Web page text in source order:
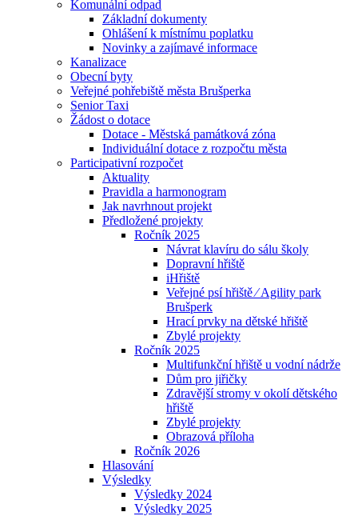
Komunální odpad
Základní dokumenty
Ohlášení k místnímu poplatku
Novinky a zajímavé informace
Kanalizace
Obecní byty
Veřejné pohřebiště města Brušperka
Senior Taxi
Žádost o dotace
Dotace - Městská památková zóna
Individuální dotace z rozpočtu města
Participativní rozpočet
Aktuality
Pravidla a harmonogram
Jak navrhnout projekt
Předložené projekty
Ročník 2025
Návrat klavíru do sálu školy
Dopravní hřiště
iHřiště
Veřejné psí hřiště ⁄ Agility park
Brušperk
Hrací prvky na dětské hřiště
Zbylé projekty
Ročník 2025
Multifunkční hřiště u vodní nádrže
Dům pro jiřičky
Zdravější stromy v okolí dětského
hřiště
Zbylé projekty
Obrazová příloha
Ročník 2026
Hlasování
Výsledky
Výsledky 2024
Výsledky 2025